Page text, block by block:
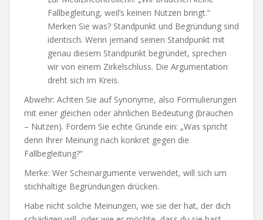
Fallbegleitung, weil’s keinen Nutzen bringt.“
Merken Sie was? Standpunkt und Begründung sind
identisch. Wenn jemand seinen Standpunkt mit
genau diesem Standpunkt begründet, sprechen
wir von einem Zirkelschluss. Die Argumentation
dreht sich im Kreis.
Abwehr: Achten Sie auf Synonyme, also Formulierungen
mit einer gleichen oder ähnlichen Bedeutung (brauchen
– Nutzen). Fordern Sie echte Gründe ein: „Was spricht
denn Ihrer Meinung nach konkret gegen die
Fallbegleitung?“
Merke: Wer Scheinargumente verwendet, will sich um
stichhaltige Begründungen drücken.
Habe nicht solche Meinungen, wie sie der hat, der dich